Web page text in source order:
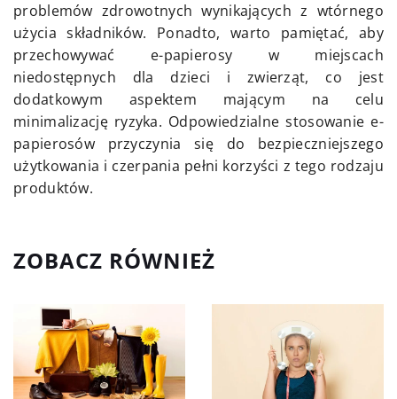
problemów zdrowotnych wynikających z wtórnego
użycia składników. Ponadto, warto pamiętać, aby
przechowywać e-papierosy w miejscach
niedostępnych dla dzieci i zwierząt, co jest
dodatkowym aspektem mającym na celu
minimalizację ryzyka. Odpowiedzialne stosowanie e-
papierosów przyczynia się do bezpieczniejszego
użytkowania i czerpania pełni korzyści z tego rodzaju
produktów.
ZOBACZ RÓWNIEŻ